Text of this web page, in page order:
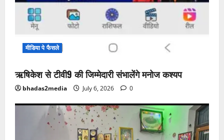
मीडिया पे फैसले
ऋषिकेश से टीवी9 की जिम्मेदारी संभालेंगे मनोज कश्यप
bhadas2media July 6, 2026 0